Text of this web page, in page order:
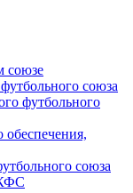
союзе
союза
футбольного
союза